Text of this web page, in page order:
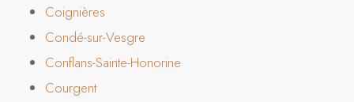
Coignières
Condé-sur-Vesgre
Conflans-Sainte-Honorine
Courgent